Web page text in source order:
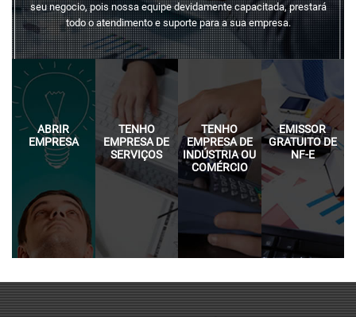
seu negocio, pois nossa equipe devidamente capacitada, prestará
todo o atendimento e suporte para a sua empresa.
ABRIR
EMPRESA
TENHO
EMPRESA DE
SERVIÇOS
TENHO
EMPRESA DE
INDÚSTRIA OU
COMÉRCIO
EMISSOR
GRATUITO DE
NF-E